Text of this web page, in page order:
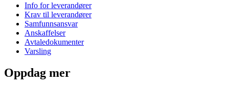
Info for leverandører
Krav til leverandører
Samfunnsansvar
Anskaffelser
Avtaledokumenter
Varsling
Oppdag mer